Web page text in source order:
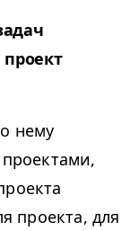
нему
проекта, для